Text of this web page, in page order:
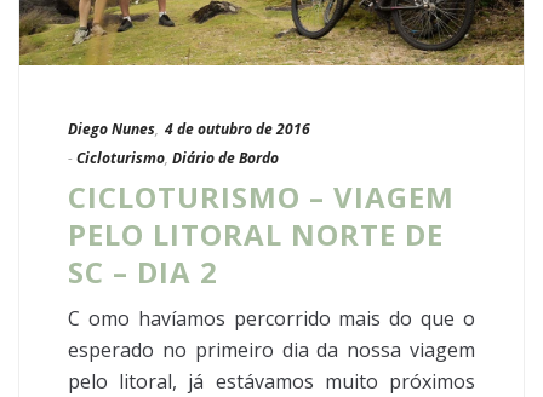
Diego Nunes, 4 de outubro de 2016
- Cicloturismo, Diário de Bordo
CICLOTURISMO – VIAGEM
PELO LITORAL NORTE DE
SC – DIA 2
C omo havíamos percorrido mais do que o
esperado no primeiro dia da nossa viagem
pelo litoral, já estávamos muito próximos